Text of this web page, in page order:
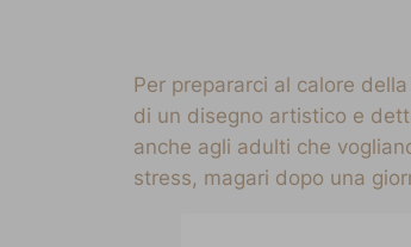
Per prepararci al calore
di un disegno artistico e
anche agli adulti che
stress, magari dopo una